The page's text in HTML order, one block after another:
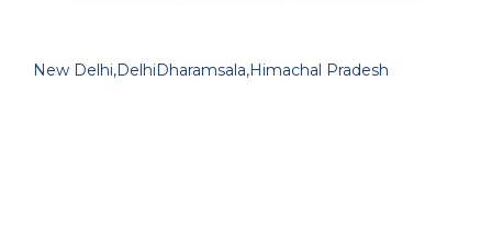
New Delhi,DelhiDharamsala,Himachal Pradesh